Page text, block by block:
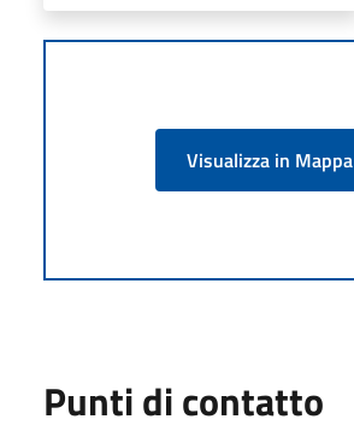
Visualizza in Mappa
Punti di contatto